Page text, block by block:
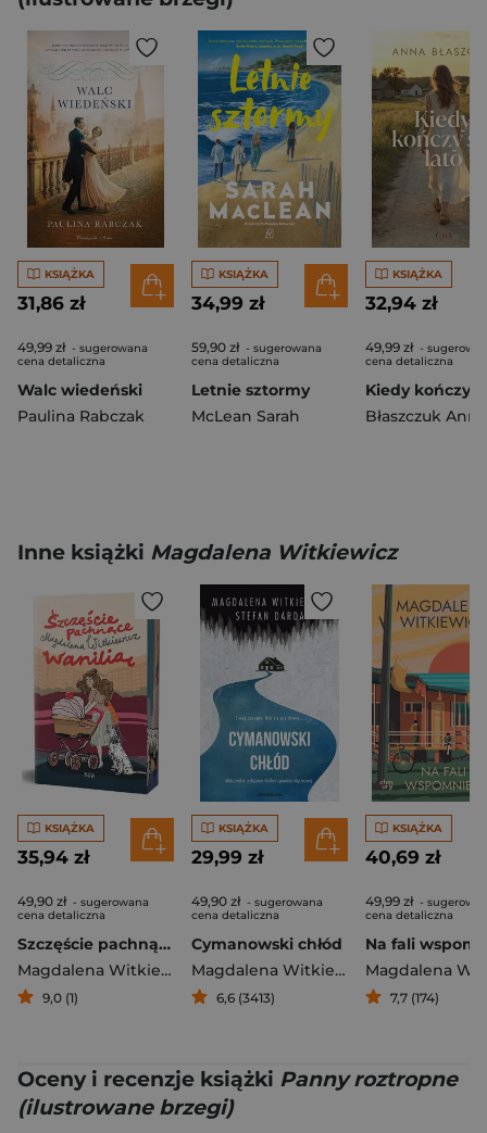
KSIĄŻKA
31,86 zł
49,99 zł - sugerowana
cena detaliczna
Walc wiedeński
Paulina Rabczak
KSIĄŻKA
34,99 zł
59,90 zł - sugerowana
cena detaliczna
Letnie sztormy
McLean Sarah
KSIĄŻKA
32,94 zł
49,99 zł -
cena detaliczna
Błaszczuk Anna
Inne książki Magdalena Witkiewicz
KSIĄŻKA
35,94 zł
49,90 zł - sugerowana
cena detaliczna
Szczęście pachnące wanilią (ilustrowane brzegi)
Magdalena Witkiewicz
9,0 (1)
KSIĄŻKA
29,99 zł
49,90 zł - sugerowana
cena detaliczna
Cymanowski chłód
Magdalena Witkiewicz
,Stefan Darda
6,6 (3413)
KSIĄŻKA
40,69 zł
49,99 zł -
cena detaliczna
Na fali
7,7 (174)
Oceny i recenzje książki Panny roztropne
(ilustrowane brzegi)